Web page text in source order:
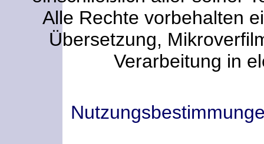
Alle Rechte vorbehalten
Übersetzung,
Verarbeitung in